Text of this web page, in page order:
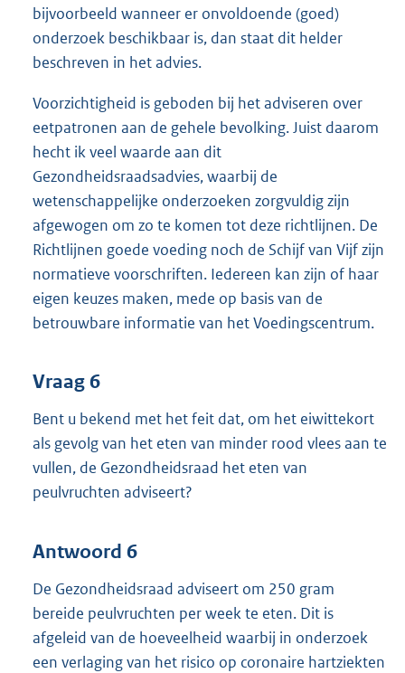
bijvoorbeeld wanneer er onvoldoende (goed)
onderzoek beschikbaar is, dan staat dit helder
beschreven in het advies.
Voorzichtigheid is geboden bij het adviseren over
eetpatronen aan de gehele bevolking. Juist daarom
hecht ik veel waarde aan dit
Gezondheidsraadsadvies, waarbij de
wetenschappelijke onderzoeken zorgvuldig zijn
afgewogen om zo te komen tot deze richtlijnen. De
Richtlijnen goede voeding noch de Schijf van Vijf zijn
normatieve voorschriften. Iedereen kan zijn of haar
eigen keuzes maken, mede op basis van de
betrouwbare informatie van het Voedingscentrum.
Vraag 6
Bent u bekend met het feit dat, om het eiwittekort
als gevolg van het eten van minder rood vlees aan te
vullen, de Gezondheidsraad het eten van
peulvruchten adviseert?
Antwoord 6
De Gezondheidsraad adviseert om 250 gram
bereide peulvruchten per week te eten. Dit is
afgeleid van de hoeveelheid waarbij in onderzoek
een verlaging van het risico op coronaire hartziekten